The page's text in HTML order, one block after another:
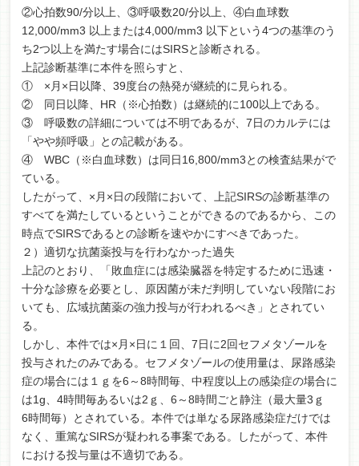
②心拍数90/分以上、③呼吸数20/分以上、④白血球数
12,000/mm3 以上または4,000/mm3 以下という4つの基準のう
ち2つ以上を満たす場合にはSIRSと診断される。
上記診断基準に本件を照らすと、
① ×月×日以降、39度台の熱発が継続的に見られる。
② 同日以降、HR（※心拍数）は継続的に100以上である。
③ 呼吸数の詳細については不明であるが、7日のカルテには
「やや頻呼吸」との記載がある。
④ WBC（※白血球数）は同日16,800/mm3との検査結果がで
ている。
したがって、×月×日の段階において、上記SIRSの診断基準の
すべてを満たしているということができるのであるから、この
時点でSIRSであるとの診断を速やかにすべきであった。
２）適切な抗菌薬投与を行わなかった過失
上記のとおり、「敗血症には感染臓器を特定するために迅速・
十分な診療を必要とし、原因菌が未だ判明していない段階にお
いても、広域抗菌薬の強力投与が行われるべき」とされてい
る。
しかし、本件では×月×日に１回、7日に2回セフメタゾールを
投与されたのみである。セフメタゾールの使用量は、尿路感染
症の場合には１ｇを6～8時間毎、中程度以上の感染症の場合に
は1g、4時間毎あるいは2ｇ、6～8時間ごと静注（最大量3ｇ
6時間毎）とされている。本件では単なる尿路感染症だけでは
なく、重篤なSIRSが疑われる事案である。したがって、本件
における投与量は不適切である。